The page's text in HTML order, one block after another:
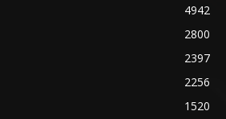
4942
2800
2397
2256
1520